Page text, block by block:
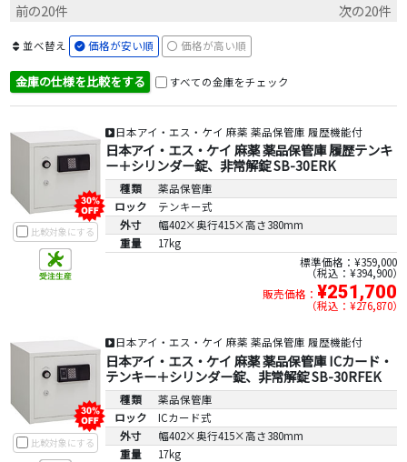
前の20件 次の20件
金庫の仕様を比較をする すべての金庫をチェック
並べ替え 価格が安い順 価格が高い順
比較対象にする
日本アイ・エス・ケイ 麻薬 薬品保管庫 履歴機能付
日本アイ・エス・ケイ 麻薬 薬品保管庫 履歴テンキ
ー＋シリンダー錠、非常解錠 SB-30ERK
種類
薬品保管庫
ロック
テンキー式
外寸
幅402×奥行415×高さ380mm
重量
17kg
標準価格：¥359,000
税込：¥394,900
販売価格： ¥251,700
税込：¥276,870
比較対象にする
日本アイ・エス・ケイ 麻薬 薬品保管庫 履歴機能付
日本アイ・エス・ケイ 麻薬 薬品保管庫 ICカード・
テンキー＋シリンダー錠、非常解錠 SB-30RFEK
種類
薬品保管庫
ロック
ICカード式
外寸
幅402×奥行415×高さ380mm
重量
17kg